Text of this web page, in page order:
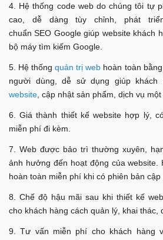
4. Hệ thống code web do chúng tôi tự
cao, dễ dàng tùy chỉnh, phát
chuẩn SEO Google giúp website khách
bộ máy tìm kiếm Google.
5. Hệ thốngquản trị web hoàn toàn
người dùng, dễ sử dụng giúp
website , cập nhật sản phẩm, dịch vụ
6. Giá thành thiết kế website hợp lý,
miễn phí đi kèm.
7. Web được bảo trì thường xuyên,
ảnh hưởng đến hoạt động của website.
hoàn toàn miễn phí khi có phiên bản cập
8. Chế độ hậu mãi sau khi thiết kế
cho khách hàng cách quản lý, khai thác,
9. Tư vấn miễn phí cho khách hàng